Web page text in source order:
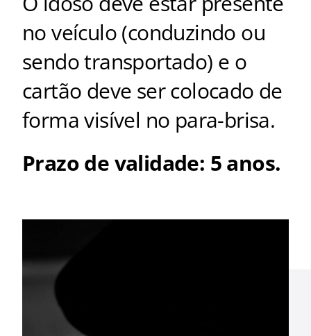
no veículo (conduzindo ou
sendo transportado) e o
cartão deve ser colocado de
forma visível no para-brisa.
Prazo de validade: 5 anos.